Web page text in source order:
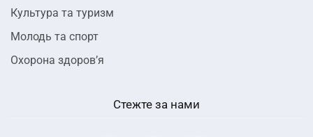
Культура та туризм
Молодь та спорт
Охорона здоров’я
Стежте за нами